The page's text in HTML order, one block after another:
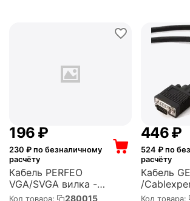
‍196‍ ₽
230 ₽ по безналичному
расчёту
Кабель PERFEO
VGA/SVGA вилка -
VGA/SVGA вилка, с ф/
Код товара: 280015
‍446‍₽
524 ₽ по
расчёту
Кабель
/
, 15M/
Код товара: